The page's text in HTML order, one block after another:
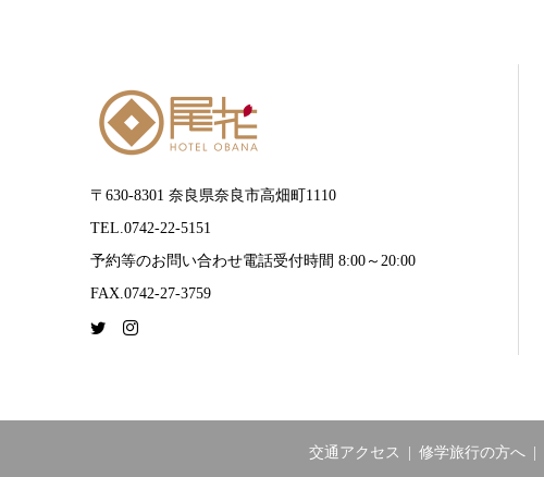
〒630-8301 奈良県奈良市高畑町1110
TEL.0742-22-5151
予約等のお問い合わせ電話受付時間 8:00～20:00
FAX.0742-27-3759
交通アクセス 修学旅行の方へ